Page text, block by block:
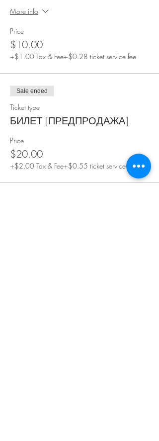
More info
Price
$10.00
+$1.00 Tax & Fee+$0.28 ticket service fee
Sale ended
Ticket type
БИЛЕТ [ПРЕДПРОДАЖА]
Price
$20.00
+$2.00 Tax & Fee+$0.55 ticket service fee